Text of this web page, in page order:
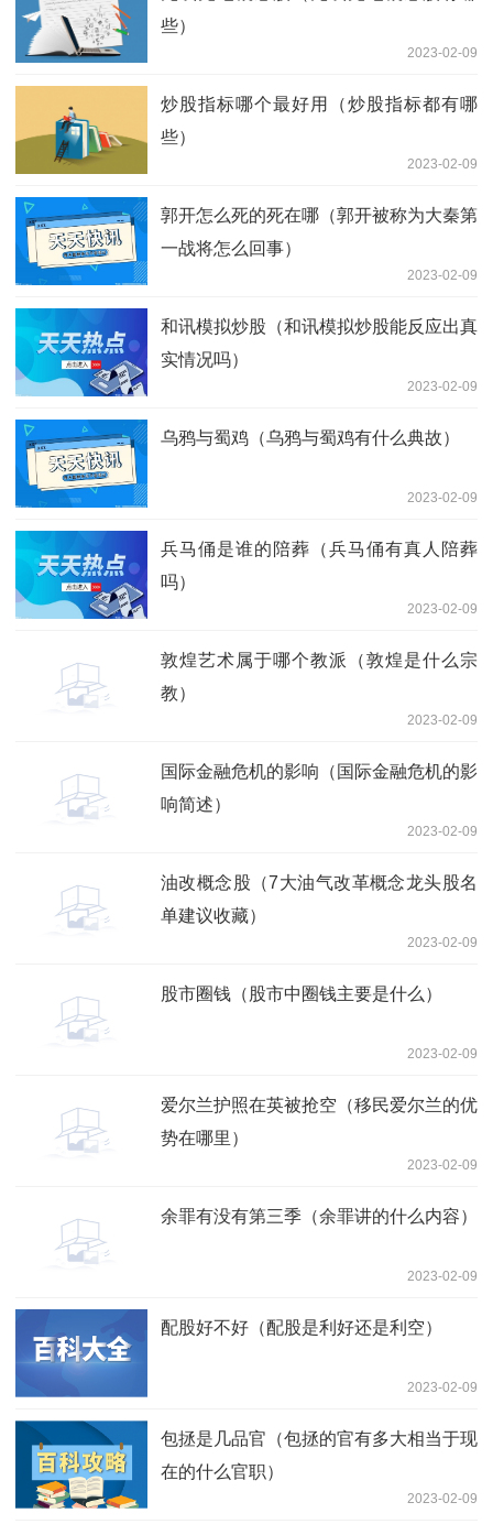
些）
2023-02-09
炒股指标哪个最好用（炒股指标都有哪
些）
2023-02-09
郭开怎么死的死在哪（郭开被称为大秦第
一战将怎么回事）
2023-02-09
和讯模拟炒股（和讯模拟炒股能反应出真
实情况吗）
2023-02-09
乌鸦与蜀鸡（乌鸦与蜀鸡有什么典故）
2023-02-09
兵马俑是谁的陪葬（兵马俑有真人陪葬
吗）
2023-02-09
敦煌艺术属于哪个教派（敦煌是什么宗
教）
2023-02-09
国际金融危机的影响（国际金融危机的影
响简述）
2023-02-09
油改概念股（7大油气改革概念龙头股名
单建议收藏）
2023-02-09
股市圈钱（股市中圈钱主要是什么）
2023-02-09
爱尔兰护照在英被抢空（移民爱尔兰的优
势在哪里）
2023-02-09
余罪有没有第三季（余罪讲的什么内容）
2023-02-09
配股好不好（配股是利好还是利空）
2023-02-09
包拯是几品官（包拯的官有多大相当于现
在的什么官职）
2023-02-09